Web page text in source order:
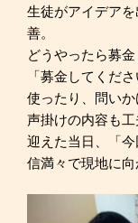
生徒がアイデア
善。
どうやったら募
「募金してくだ
使ったり、問いか
声掛けの内容も工
迎えた当日、「
信満々で現地に